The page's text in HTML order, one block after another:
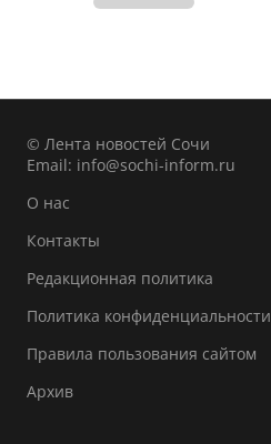
© Лента новостей Сочи
Email: info@sochi-inform.ru
О нас
Контакты
Редакционная политика
Политика конфиденциальности
Правила пользования сайтом
Архив